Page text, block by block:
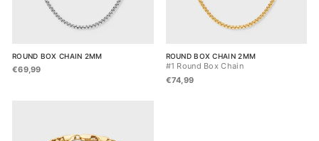
ROUND BOX CHAIN 2MM
€69,99
ROUND BOX CHAIN 2MM
#1 Round Box Chain
€74,99